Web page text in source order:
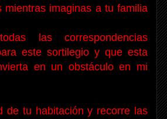
imaginas a tu familia
las correspondencias
este sortilegio y que esta
en un obstáculo en mi
de tu habitación y recorre las